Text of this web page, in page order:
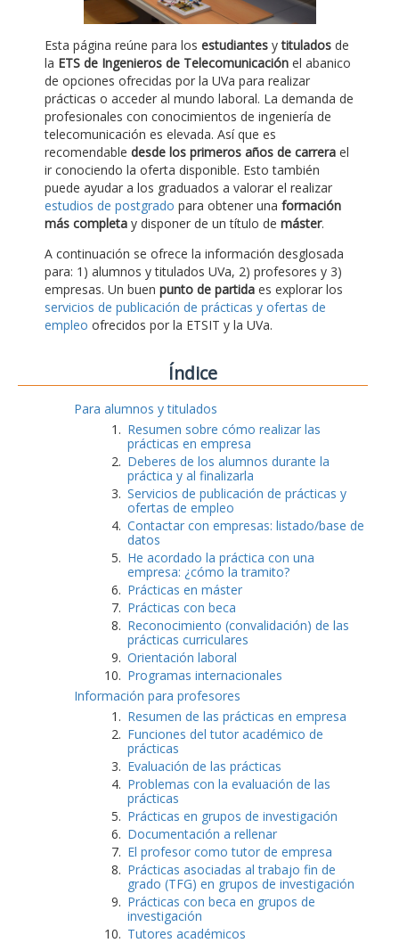
Esta página reúne para los estudiantes ytitulados de
la ETS de Ingenieros de Telecomunicación el abanico
de opciones ofrecidas por la UVa para realizar
prácticas o acceder al mundo laboral. La demanda de
profesionales con conocimientos de ingeniería de
telecomunicación es elevada. Así que es
recomendable desde los primeros años de carrera el
ir conociendo la oferta disponible. Esto también
puede ayudar a los graduados a valorar el realizar
estudios de postgrado para obtener una formación
más completa y disponer de un título de máster.
A continuación se ofrece la información desglosada
para: 1) alumnos y titulados UVa, 2) profesores y 3)
empresas. Un buen punto de partida es explorar los
servicios de publicación de prácticas y ofertas de
empleo ofrecidos por la ETSIT y la UVa.
Índice
Para alumnos y titulados
Resumen sobre cómo realizar las
prácticas en empresa
Deberes de los alumnos durante la
práctica y al finalizarla
Servicios de publicación de prácticas y
ofertas de empleo
Contactar con empresas: listado/base de
datos
He acordado la práctica con una
empresa: ¿cómo la tramito?
Prácticas en máster
Prácticas con beca
Reconocimiento (convalidación) de las
prácticas curriculares
Orientación laboral
Programas internacionales
Información para profesores
Resumen de las prácticas en empresa
Funciones del tutor académico de
prácticas
Evaluación de las prácticas
Problemas con la evaluación de las
prácticas
Prácticas en grupos de investigación
Documentación a rellenar
El profesor como tutor de empresa
Prácticas asociadas al trabajo fin de
grado (TFG) en grupos de investigación
Prácticas con beca en grupos de
investigación
Tutores académicos